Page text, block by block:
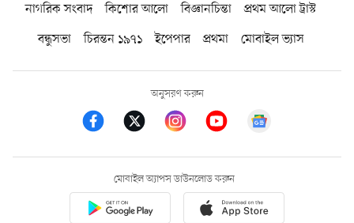
নাগরিক সংবাদ কিশোর আলো বিজ্ঞানচিন্তা
প্রথম আলো ট্রাস্ট
বন্ধুসভা
চিরন্তন ১৯৭১ ইপেপার প্রথমা মোবাইল ভ্যাস
অনুসরণ করুন
মোবাইল অ্যাপস ডাউনলোড করুন